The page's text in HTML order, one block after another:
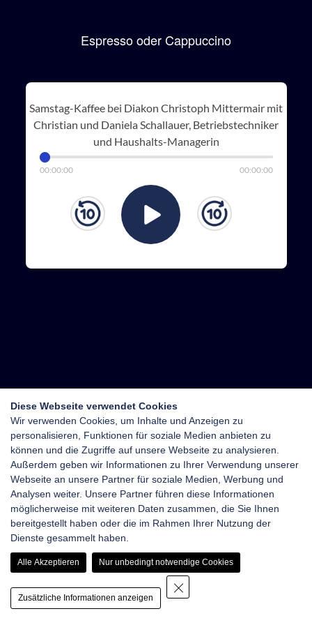
Espresso oder Cappuccino
Samstag-Kaffee bei Diakon Christoph Mittermair mit
Christian und Daniela Schallauer, Betriebstechniker
und Haushalts-Managerin
00:00:00 00:00:00
Diese Webseite verwendet Cookies
Wir verwenden Cookies, um Inhalte und Anzeigen zu
personalisieren, Funktionen für soziale Medien anbieten zu
können und die Zugriffe auf unsere Webseite zu analysieren.
Außerdem geben wir Informationen zu Ihrer Verwendung unserer
Webseite an unsere Partner für soziale Medien, Werbung und
Analysen weiter. Unsere Partner führen diese Informationen
möglicherweise mit weiteren Daten zusammen, die Sie Ihnen
bereitgestellt haben oder die im Rahmen Ihrer Nutzung der
Dienste gesammelt haben.
Alle Akzeptieren Nur unbedingt notwendige Cookies
Zusätzliche Informationen anzeigen